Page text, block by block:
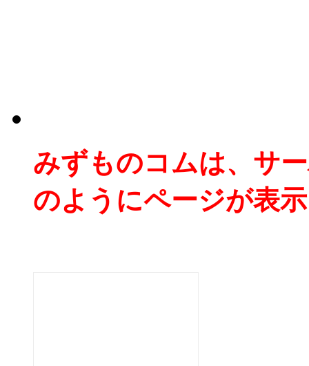
みずものコムは、サ
のようにページが表